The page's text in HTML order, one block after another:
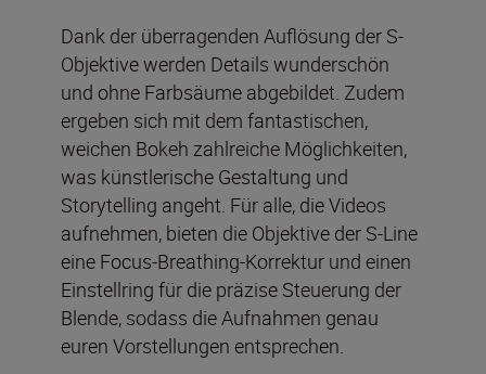
Dank der überragenden Auflösung der S-
Objektive werden Details wunderschön
und ohne Farbsäume abgebildet. Zudem
ergeben sich mit dem fantastischen,
weichen Bokeh zahlreiche Möglichkeiten,
was künstlerische Gestaltung und
Storytelling angeht. Für alle, die Videos
aufnehmen, bieten die Objektive der S-Line
eine Focus-Breathing-Korrektur und einen
Einstellring für die präzise Steuerung der
Blende, sodass die Aufnahmen genau
euren Vorstellungen entsprechen.